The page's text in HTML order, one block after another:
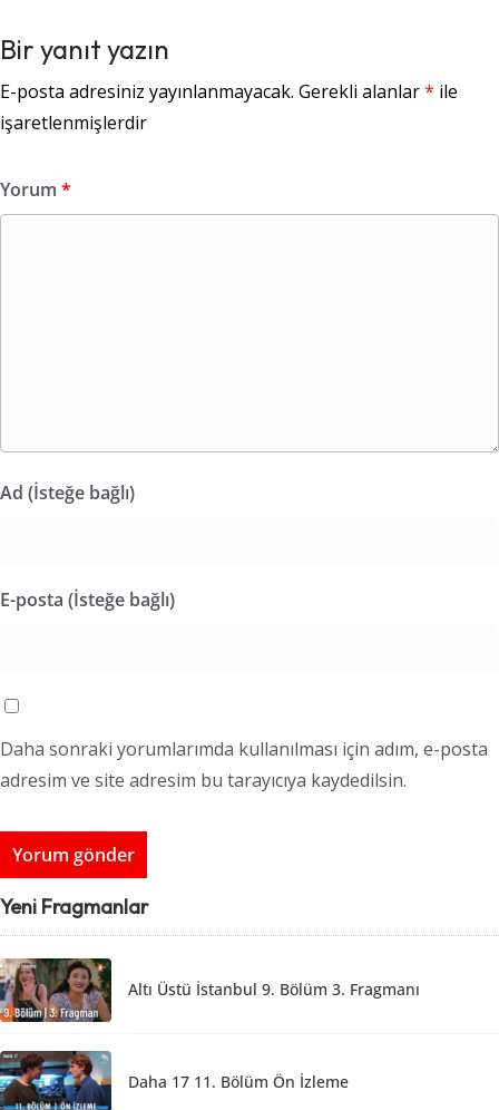
Bir yanıt yazın
E-posta adresiniz yayınlanmayacak. Gerekli alanlar* ile
işaretlenmişlerdir
Yorum *
Ad (İsteğe bağlı)
E-posta (İsteğe bağlı)
Daha sonraki yorumlarımda kullanılması için adım, e-posta
adresim ve site adresim bu tarayıcıya kaydedilsin.
Yeni Fragmanlar
Altı Üstü İstanbul 9. Bölüm 3. Fragmanı
Daha 17 11. Bölüm Ön İzleme